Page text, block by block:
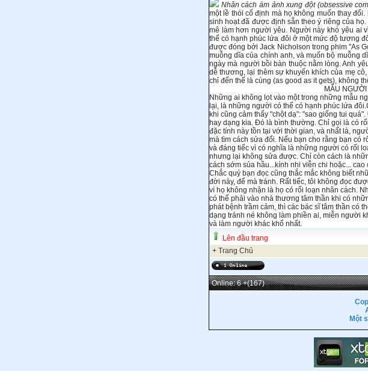
Nhân cách ám ảnh xung đột (obsessive
một lề thói cố định mà họ không muốn thay
sinh hoạt đã được định sẵn theo ý riêng của
mê làm hơn người yêu. Người này khó yêu ai
thể có hạnh phúc lứa đôi ở một mức độ tương
được đóng bởi Jack Nicholson trong phim "As
muỗng dĩa của chính anh, và muốn bộ muỗng
ngày mà người bồi bàn thuộc nằm lòng. Anh
dễ thương, lại thêm sự khuyến khích của mẹ
chỉ đến thế là cùng (as good as it gets), không
MẪU
Những ai không lọt vào một trong những mẫu
lại, là những người có thể có hạnh phúc lứa
khi cũng cảm thấy "chột dạ": "sao giống tui
hay dạng kia. Ðó là bình thường. Chỉ gọi là có
đặc tính này tồn tại với thời gian, và nhất là,
mà tìm cách sửa đổi. Nếu bạn cho rằng bạn có
và đáng tiếc vì có nghĩa là những người có rối
nhưng lại không sửa được. Chỉ còn cách là
cách sớm sủa hầu...kính nhi viễn chi hoặc... cao
Chắc quý bạn đọc cũng thắc mắc không biết
đời này, để mà tránh. Rất tiếc, tôi không đọc
vì họ không nhận là họ có rối loạn nhân cách.
có thể phải vào nhà thương tâm thần khi có
phát bệnh trầm cảm, thì các bác sĩ tâm thần có
dạng tránh né không làm phiền ai, miễn người
và làm người khác khổ nhất.
Lên đầu trang
+ Trang Chủ
Online: 6+(167)
Một